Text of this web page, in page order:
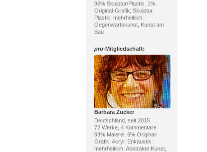
96% Skulptur/Plastik, 1%
Original-Grafik; Skulptur,
Plastik; mehrheitlich:
Gegenwartskunst, Kunst am
Bau
pro-Mitgliedschaft:
Barbara Zucker
Deutschland, seit 2015
72 Werke, 4 Kommentare
93% Malerei, 6% Original-
Grafik; Acryl, Enkaustik;
mehrheitlich: Abstrakte Kunst,